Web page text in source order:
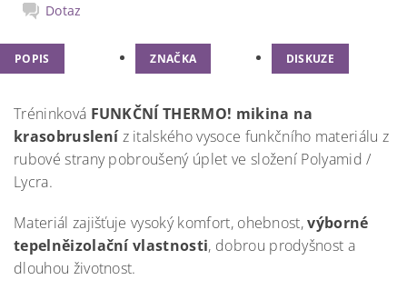
Dotaz
POPIS ZNAČKA DISKUZE
Tréninková FUNKČNÍ THERMO! mikina na
krasobruslení z italského vysoce funkčního materiálu z
rubové strany pobroušený úplet ve složení Polyamid /
Lycra.
Materiál zajišťuje vysoký komfort, ohebnost,výborné
tepelněizolační vlastnosti, dobrou prodyšnost a
dlouhou životnost.